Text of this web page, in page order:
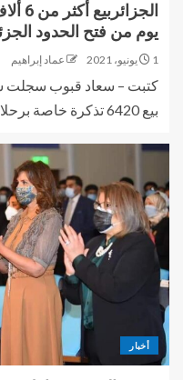
يوم من فتح الحدود
1 يونيو، 2021 عماد إبراهيم
كتبت – سعاد قبوب سجلت
بيع 6420 تذكرة خاصة برحلات...
أخبار